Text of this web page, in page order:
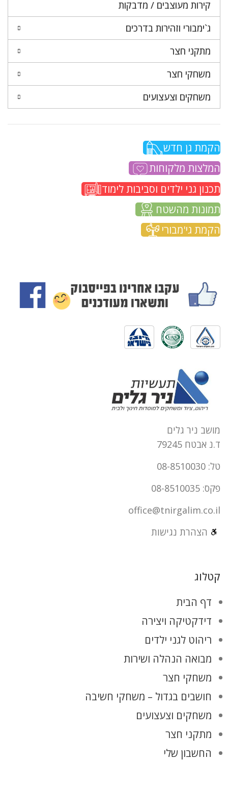
קירות מעוצבים / מדבקות
ג`ימבורי וזהירות בדרכים
מתקני חצר
משחקי חצר
משחקים וצעצועים
הקמת גן חדש
המלצות מלקוחות
תכנון גני ילדים וסביבות לימוד
תמונות מהשטח
הקמת גי'מבורי
מושב ניר גלים
ד.נ אבטח 79245
טל: 08-8510030
פקס: 08-8510035
office@tnirgalim.co.il
הצהרת נגישות
קטלוג
דף הבית
דידקטיקה ויצירה
ריהוט לגני ילדים
מבואה הנהלה ושירות
משחקי חצר
חושבים בגדול – משחקי חשיבה
משחקים וצעצועים
מתקני חצר
החשבון שלי